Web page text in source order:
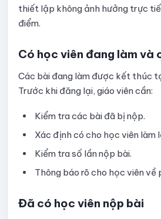
thiết lập không ảnh hưởng trực
điểm.
Có học viên đang làm và
Các bài đang làm được kết thúc
Trước khi đăng lại, giáo viên cần:
Kiểm tra các bài đã bị nộp.
Xác định có cho học viên làm
Kiểm tra số lần nộp bài.
Thông báo rõ cho học viên về
Đã có học viên nộp bài